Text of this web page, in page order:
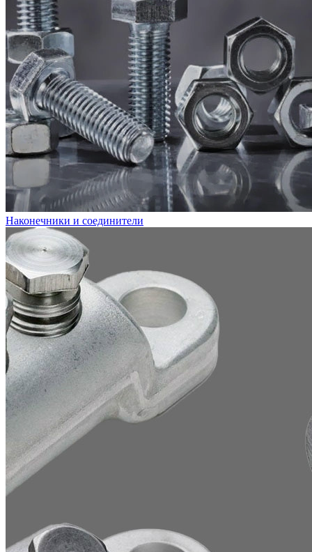
Наконечники и соединители